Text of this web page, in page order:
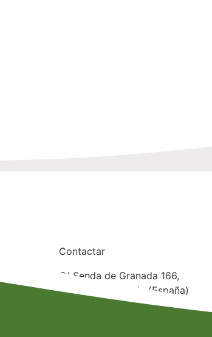
Contactar
C/ Senda de Granada 166,
C.P.: 30110, Murcia (España)
Tlf: 605 533 916